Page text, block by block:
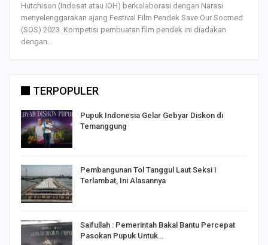
Hutchison (Indosat atau IOH) berkolaborasi dengan Narasi
menyelenggarakan ajang Festival Film Pendek Save Our Socmed
(SOS) 2023. Kompetisi pembuatan film pendek ini diadakan
dengan…
TERPOPULER
Pupuk Indonesia Gelar Gebyar Diskon di
Temanggung
Pembangunan Tol Tanggul Laut Seksi I
Terlambat, Ini Alasannya
Saifullah : Pemerintah Bakal Bantu Percepat
Pasokan Pupuk Untuk…